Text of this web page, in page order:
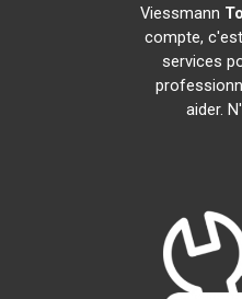
Viessmann
compte,
services
aider.